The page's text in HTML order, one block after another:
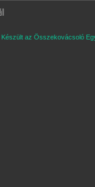
Készült az Összekovácsoló